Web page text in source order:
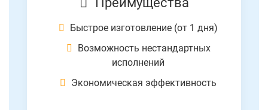
Быстрое изготовление (от 1 дня)
Возможность нестандартных
исполнений
Экономическая эффективность